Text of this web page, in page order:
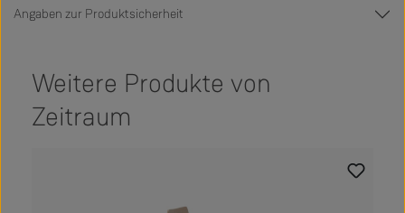
Angaben zur Produktsicherheit
Weitere Produkte von
Zeitraum